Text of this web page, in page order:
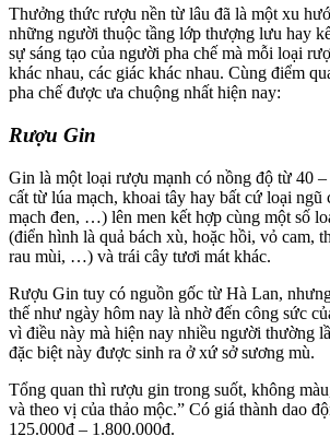
Thưởng thức rượu nền từ lâu đã là một xu
những người thuộc tầng lớp thượng lưu hay
sự sáng tạo của người pha chế mà mỗi loại
khác nhau, các giác khác nhau. Cùng điểm
pha chế được ưa chuộng nhất hiện nay:
Rượu Gin
Gin là một loại rượu mạnh có nồng độ từ 40
cất từ lúa mạch, khoai tây hay bất cứ loại ngũ
mạch đen, …) lên men kết hợp cùng một số
(điển hình là quả bách xù, hoặc hồi, vỏ cam,
rau mùi, …) và trái cây tươi mát khác.
Rượu Gin tuy có nguồn gốc từ Hà Lan,
thế như ngày hôm nay là nhờ đến công sức
vì điều này mà hiện nay nhiều người thường
đặc biệt này được sinh ra ở xứ sở sương mù.
Tổng quan thì rượu gin trong suốt, không
và theo vị của thảo mộc.” Có giá thành dao
125.000đ – 1.800.000đ.